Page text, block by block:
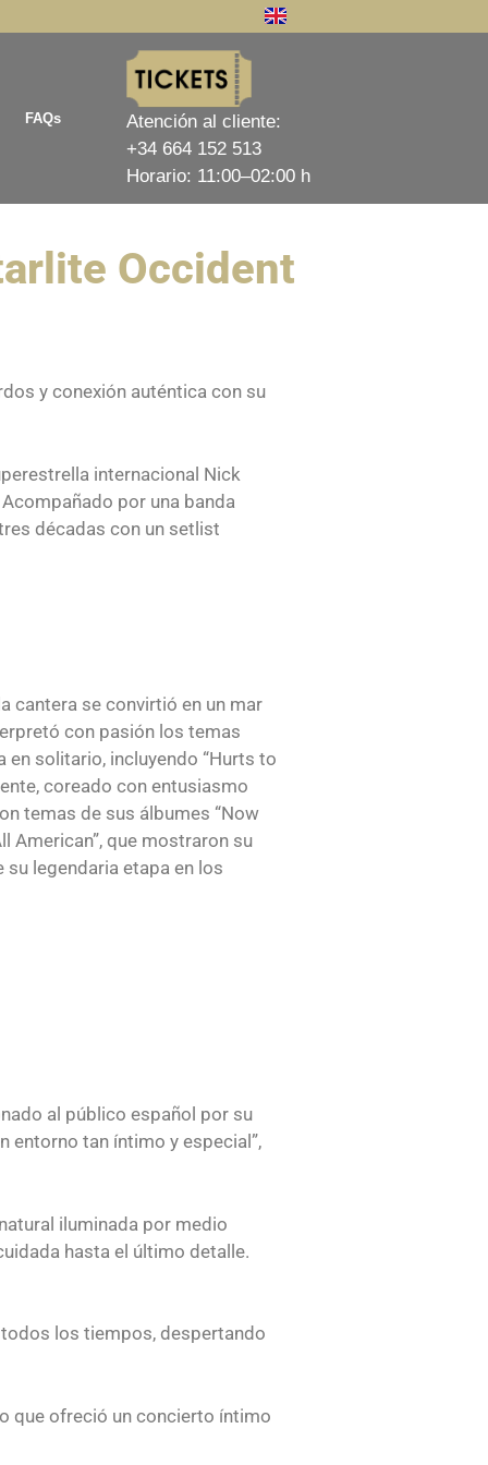
FAQs
Atención al cliente:
+34 664 152 513
Horario: 11:00–02:00 h
Occident
y conexión auténtica con su
internacional Nick
por una banda
décadas con un setlist
cantera se convirtió en un mar
con pasión los temas
solitario, incluyendo “Hurts to
coreado con entusiasmo
temas de sus álbumes “Now
American”, que mostraron su
legendaria etapa en los
al público español por su
entorno tan íntimo y especial”,
iluminada por medio
hasta el último detalle.
los tiempos, despertando
que ofreció un concierto íntimo